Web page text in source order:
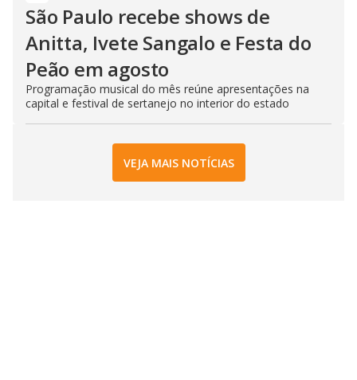
São Paulo recebe shows de
Anitta, Ivete Sangalo e Festa do
Peão em agosto
Programação musical do mês reúne apresentações na
capital e festival de sertanejo no interior do estado
VEJA MAIS NOTÍCIAS